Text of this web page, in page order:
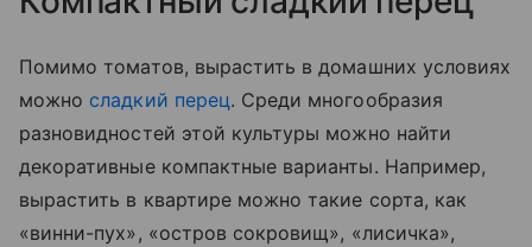
Помимо томатов, вырастить в домашних условиях
можно сладкий перец. Среди многообразия
разновидностей этой культуры можно найти
декоративные компактные варианты. Например,
вырастить в квартире можно такие сорта, как
«‎винни-пух», «остров сокровищ», «‎лисичка»,